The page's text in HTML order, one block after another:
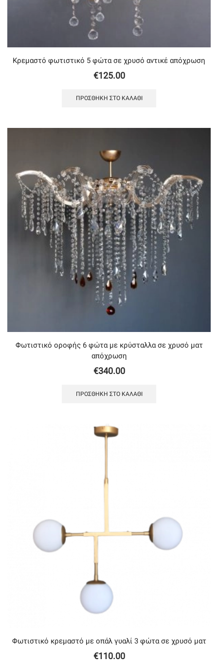
Κρεμαστό φωτιστικό 5 φώτα σε χρυσό αντικέ απόχρωση
€125.00
ΠΡΟΣΘΉΚΗ ΣΤΟ ΚΑΛΆΘΙ
Φωτιστικό οροφής 6 φώτα με κρύσταλλα σε χρυσό ματ
απόχρωση
€340.00
ΠΡΟΣΘΉΚΗ ΣΤΟ ΚΑΛΆΘΙ
Φωτιστικό κρεμαστό με oπάλ γυαλί 3 φώτα σε χρυσό ματ
€110.00